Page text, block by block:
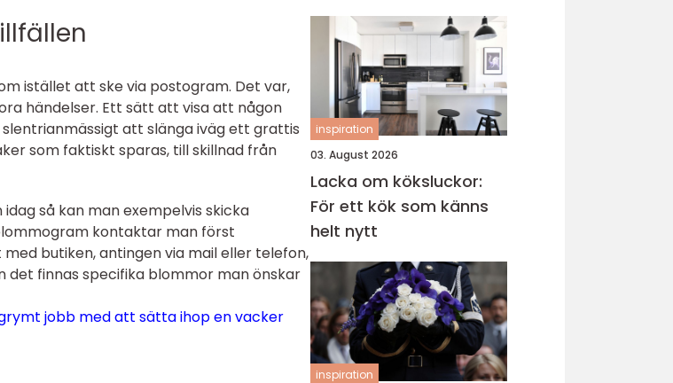
istället att ske via postogram. Det var,
händelser. Ett sätt att visa att någon
att slänga iväg ett grattis
som faktiskt sparas, till skillnad från
så kan man exempelvis skicka
kontaktar man först
butiken, antingen via mail eller telefon,
det finnas specifika blommor man önskar
jobb med att sätta ihop en vacker
inspiration
03. August 2026
Lacka om köksluckor:
För ett kök som känns
helt nytt
inspiration